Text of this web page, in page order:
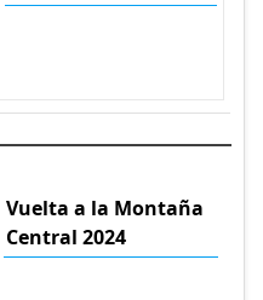
Vuelta a la Montaña
Central 2024